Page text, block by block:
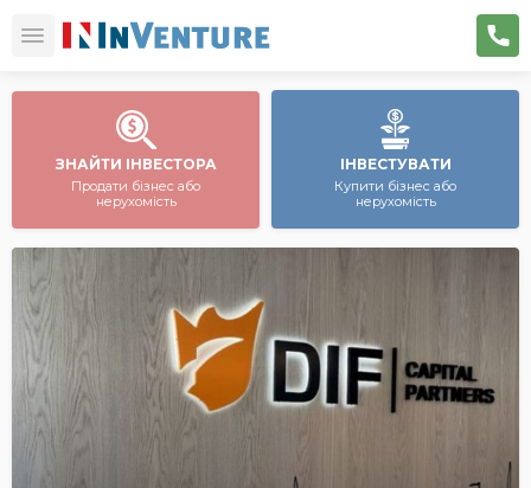
ЗНАЙТИ ІНВЕСТОРА
Продати бізнес або
нерухомість
ІНВЕСТУВАТИ
Купити бізнес або
нерухомість